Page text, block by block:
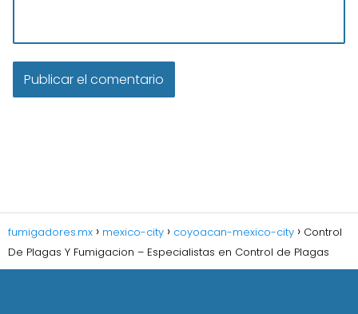
fumigadores.mx mexico-city coyoacan-mexico-city
Control
De Plagas Y Fumigacion – Especialistas en Control de Plagas